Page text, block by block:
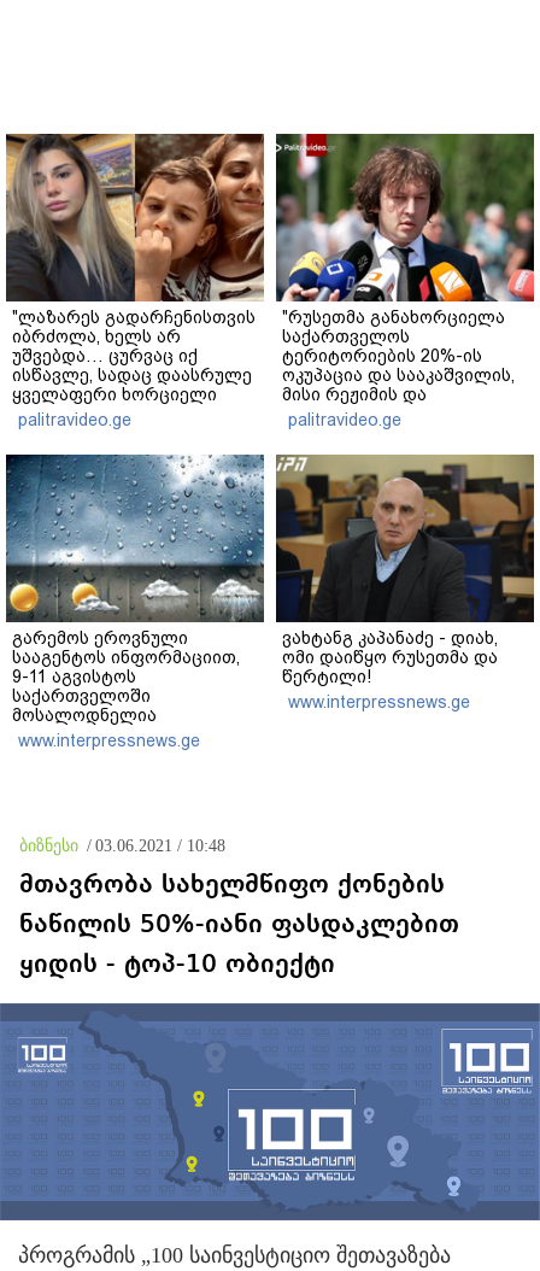
"ლაზარეს გადარჩენისთვის
იბრძოლა, ხელს არ
უშვებდა… ცურვაც იქ
ისწავლე, სადაც დაასრულე
ყველაფერი ხორციელი
ცხოვრებიდან" – რას წერს
ხობში დაღუპული დედა-
შვილის ახლობელი?
palitravideo.ge
"რუსეთმა განახორციელა
საქართველოს
ტერიტორიების 20%-ის
ოკუპაცია და სააკაშვილის,
მისი რეჟიმის და
"ნაცმოძრაობის" ღალატი
ვერანაირად ვერ
გადაფარავს ამ
დანაშაულს" - ირაკლი
კობახიძე
palitravideo.ge
გარემოს ეროვნული
სააგენტოს ინფორმაციით,
9-11 აგვისტოს
საქართველოში
მოსალოდნელია
დროგამოშვებით წვიმა
www.interpressnews.ge
ვახტანგ კაპანაძე - დიახ,
ომი დაიწყო რუსეთმა და
წერტილი!
www.interpressnews.ge
ბიზნესი / 03.06.2021 / 10:48
მთავრობა სახელმწიფო ქონების
ნაწილის 50%-იანი ფასდაკლებით
ყიდის - ტოპ-10 ობიექტი
პროგრამის „100 საინვესტიციო შეთავაზება